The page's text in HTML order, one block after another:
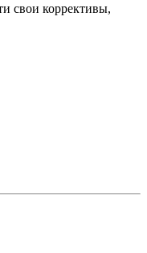
свои коррективы,